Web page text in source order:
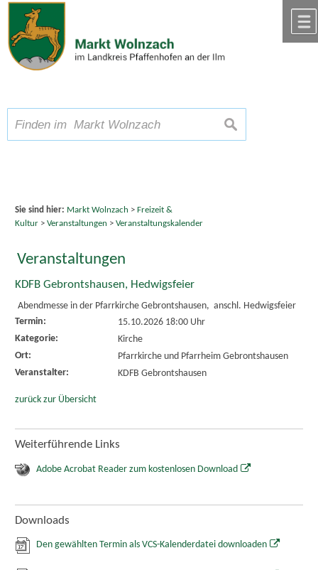
Zum Inhalt,zur Navigation
Schriftgröße A A A suchen
Sie sind hier: Markt Wolnzach > Freizeit &
Kultur> Veranstaltungen > Veranstaltungskalender
Veranstaltungen
KDFB Gebrontshausen, Hedwigsfeier
Abendmesse in der Pfarrkirche Gebrontshausen, anschl. Hedwigsfeier
Termin:
15.10.2026 18:00 Uhr
Kategorie:
Kirche
Ort:
Pfarrkirche und Pfarrheim Gebrontshausen
Veranstalter:
KDFB Gebrontshausen
zurück zur Übersicht
Weiterführende Links
Adobe Acrobat Reader zum kostenlosen Download
Downloads
Den gewählten Termin als VCS-Kalenderdatei downloaden